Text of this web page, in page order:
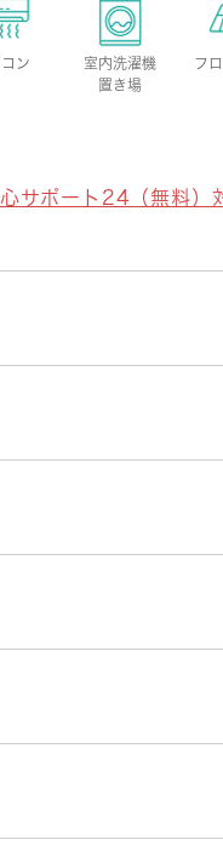
ン
室内洗濯機
置き場
フ
サポート24（無料）